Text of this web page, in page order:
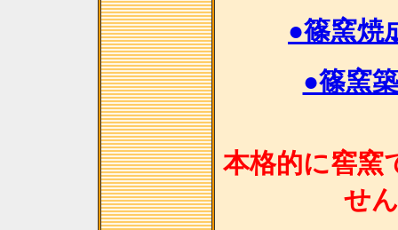
●篠窯焼
●篠窯
本格的に窖窯
せ